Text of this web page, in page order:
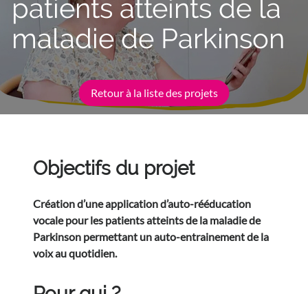
patients atteints de la
maladie de Parkinson
Retour à la liste des projets
Objectifs du projet
Création d’une application d’auto-rééducation
vocale pour les patients atteints de la maladie de
Parkinson permettant un auto-entrainement de la
voix au quotidien.